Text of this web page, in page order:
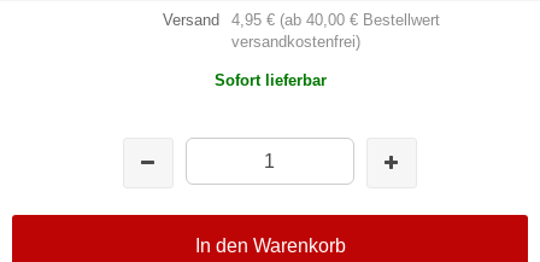
Versand
4,95 € (ab 40,00 € Bestellwert
versandkostenfrei)
Sofort lieferbar
In den Warenkorb